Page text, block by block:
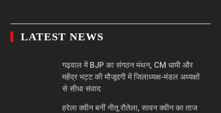
LATEST NEWS
गढ़वाल में BJP का संगठन मंथन, CM धामी और
महेंद्र भट्ट की मौजूदगी में जिलाध्यक्ष-मंडल अध्यक्षों
से सीधा संवाद
हरेला क्वीन बनीं नीतू रौतेला, सावन क्वीन का ताज